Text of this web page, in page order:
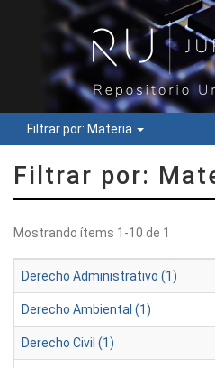
Filtrar por: Materia
Filtrar por:
Mostrando ítems 1-10 de 1
Derecho Administrativo (1)
Derecho Ambiental (1)
Derecho Civil (1)